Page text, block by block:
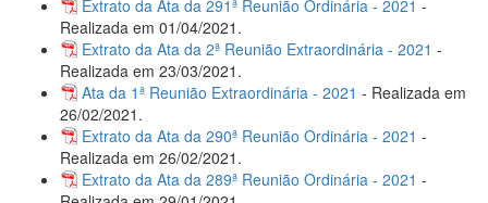
Extrato da Ata da 291ª Reunião Ordinária - 2021 -
Realizada em 01/04/2021.
Extrato da Ata da 2ª Reunião Extraordinária - 2021 -
Realizada em 23/03/2021.
Ata da 1ª Reunião Extraordinária - 2021 - Realizada em
26/02/2021.
Extrato da Ata da 290ª Reunião Ordinária - 2021 -
Realizada em 26/02/2021.
Extrato da Ata da 289ª Reunião Ordinária - 2021 -